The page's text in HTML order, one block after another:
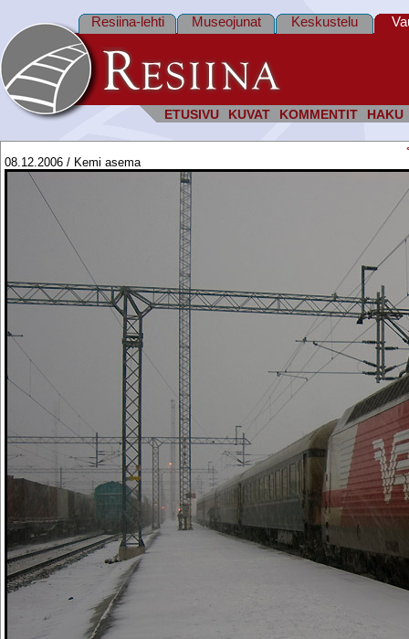
ETUSIVU KUVAT KOMMENTIT HAKU
Resiina-lehti Museojunat Keskustelu
08.12.2006 / Kemi asema